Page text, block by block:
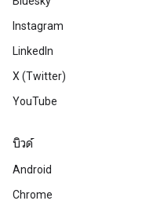
Instagram
LinkedIn
X (Twitter)
YouTube
บิวด์
Android
Chrome